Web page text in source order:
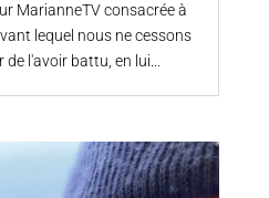
MarianneTV consacrée à
lequel nous ne cessons
l'avoir battu, en lui...